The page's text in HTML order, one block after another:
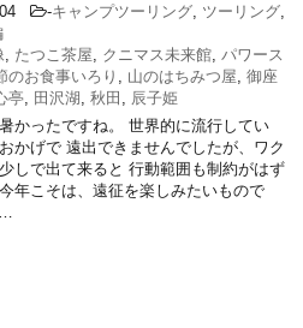
-キャンプツーリング ツーリング
たつこ茶屋 クニマス未来館 パワース
のお食事いろり 山のはちみつ屋 御座
亭 田沢湖 秋田
辰子姫
かったですね。 世界的に流行してい
かげで 遠出できませんでしたが、ワク
しで出て来ると 行動範囲も制約がはず
年こそは、遠征を楽しみたいもので